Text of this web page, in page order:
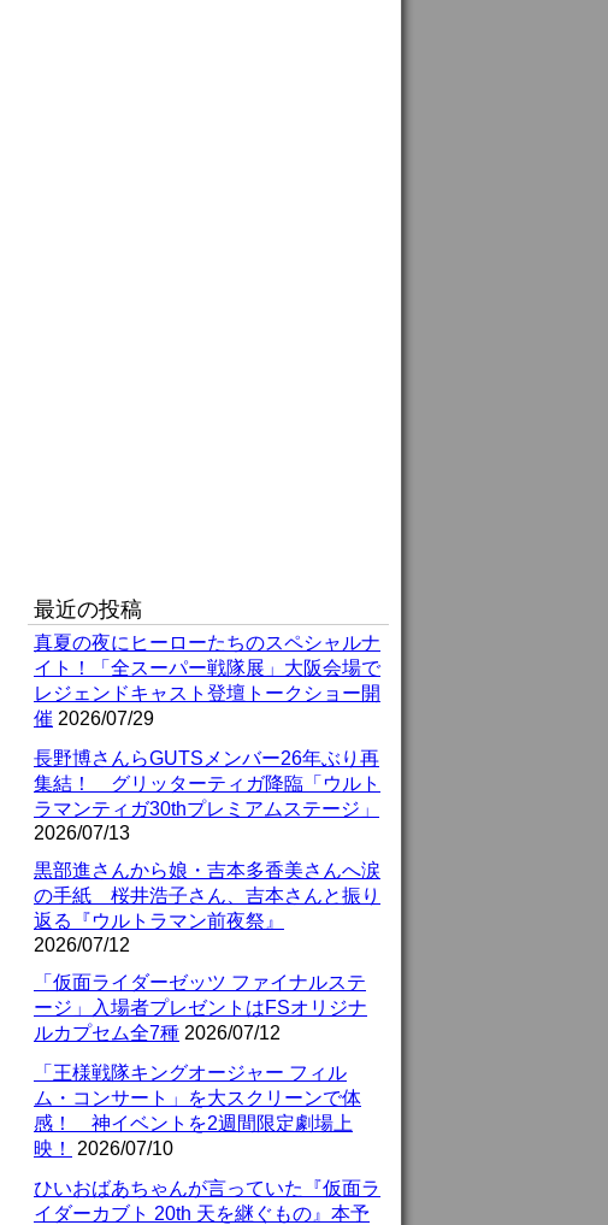
最近の投稿
真夏の夜にヒーローたちのスペシャルナ
イト！「全スーパー戦隊展」大阪会場で
レジェンドキャスト登壇トークショー開
催 2026/07/29
長野博さんらGUTSメンバー26年ぶり再
集結！ グリッターティガ降臨「ウルト
ラマンティガ30thプレミアムステージ」
2026/07/13
黒部進さんから娘・吉本多香美さんへ涙
の手紙 桜井浩子さん、吉本さんと振り
返る『ウルトラマン前夜祭』
2026/07/12
「仮面ライダーゼッツ ファイナルステ
ージ」入場者プレゼントはFSオリジナ
ルカプセム全7種 2026/07/12
「王様戦隊キングオージャー フィル
ム・コンサート」を大スクリーンで体
感！ 神イベントを2週間限定劇場上
映！
2026/07/10
ひいおばあちゃんが言っていた『仮面ラ
イダーカブト 20th 天を継ぐもの』本予